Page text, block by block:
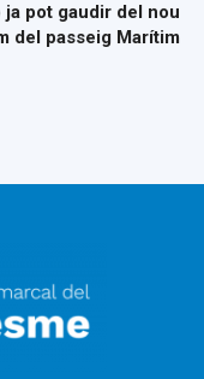
ja pot gaudir del nou
del passeig Marítim